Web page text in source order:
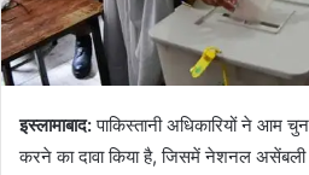
इस्लामाबाद:पाकिस्तानी अधिकारियों ने आम
करने का दावा किया है, जिसमें नेशनल असेंबली